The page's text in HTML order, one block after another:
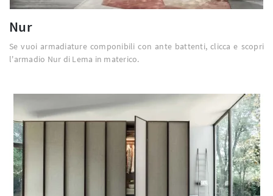
Nur
Se vuoi armadiature componibili con ante battenti, clicca e scopri
l'armadio Nur di Lema in materico.